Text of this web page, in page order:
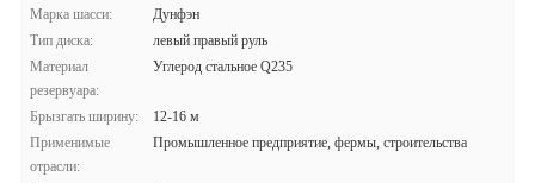
Марка шасси:
Дунфэн
Тип диска:
левый правый руль
Материал
резервуара:
Углерод стальное Q235
Брызгать ширину:
12-16 м
Применимые
отрасли:
Промышленное предприятие, фермы, строительства